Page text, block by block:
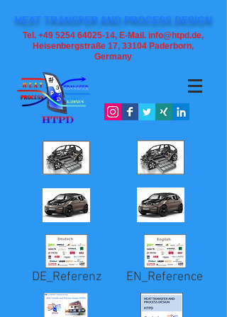
HEAT TRANSFER AND PROCESS DESIGN
Tel. +49 5254 64025-14, E-Mail. info@htpd.de,
Heisenbergstraße 17, 33104 Paderborn,
Germany
DE_Referenz EN_Reference